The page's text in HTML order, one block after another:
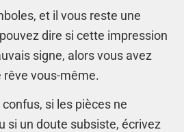
et il vous reste une
dire si cette impression
signe, alors vous avez
vous-même.
si les pièces ne
si un doute subsiste, écrivez